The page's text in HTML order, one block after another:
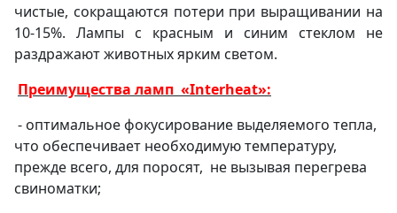
чистые, сокращаются потери при выращивании на
10-15%. Лампы с красным и синим стеклом не
раздражают животных ярким светом.
Преимущества ламп «Interheat»:
- оптимальное фокусирование выделяемого тепла,
что обеспечивает необходимую температуру,
прежде всего, для поросят, не вызывая перегрева
свиноматки;